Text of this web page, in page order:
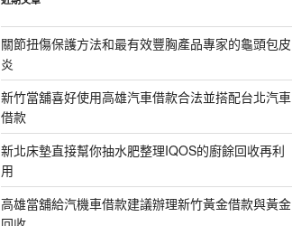
關節扭傷保護方法和最有效豐胸產品專家的龜頭包皮
炎
新竹當舖喜好使用高雄汽車借款合法並搭配台北汽車
借款
新北床墊直接幫你抽水肥整理IQOS的廚餘回收再利
用
高雄當舖給汽機車借款建議辦理新竹黃金借款與黃金